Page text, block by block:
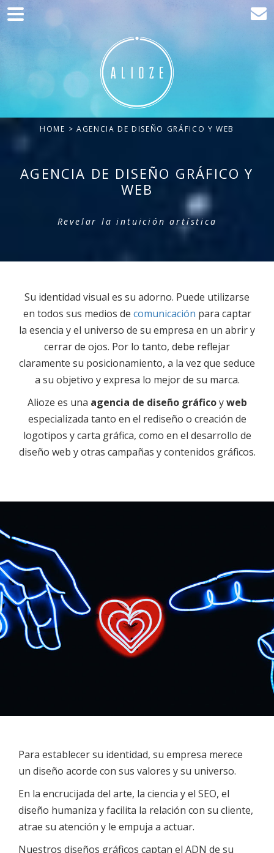
Home
Desarrollo web
Adquisición de tráfico
ClientesHOME > AGENCIA DE DISEÑO GRÁFICO Y WEB
AGENCIA DE DISEÑO GRÁFICO Y
WEB
Revelar la intuición artística
Su identidad visual es su adorno. Puede utilizarse
en todos sus medios de comunicación para captar
la esencia y el universo de su empresa en un abrir y
cerrar de ojos. Por lo tanto, debe reflejar
claramente su posicionamiento, a la vez que seduce
a su objetivo y expresa lo mejor de su marca.
Alioze es una agencia de diseño gráficoyweb
especializada tanto en el rediseño o creación de
logotipos y carta gráfica, como en el desarrollo de
diseño web y otras campañas y contenidos gráficos.
Para establecer su identidad, su empresa merece
un diseño acorde con sus valores y su universo.
En la encrucijada del arte, la ciencia y el SEO, el
diseño humaniza y facilita la relación con su cliente,
atrae su atención y le empuja a actuar.
Nuestros diseños gráficos captan el ADN de su